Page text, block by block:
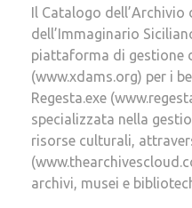
Il Catalogo dell’Archivio
dell’Immaginario
piattaforma di gestione
(www.xdams.org) per i
Regesta.exe
specializzata nella
risorse culturali,
archivi, musei e